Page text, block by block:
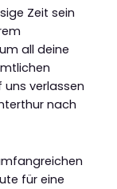
Zeit sein
all deine
uns verlassen
nach
für eine